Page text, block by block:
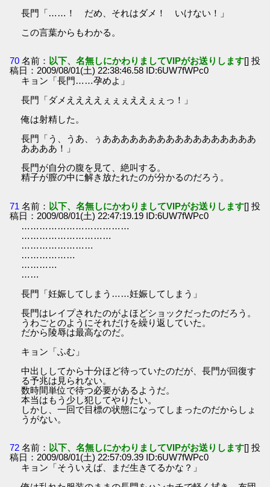
長門「……！ だめ、それはダメ！ いけない！」
この言葉からもわかる。
70 名前： 以下、名無しにかわりましてVIPがお送りします[] 投
稿日：2009/08/01(土) 22:38:46.58 ID:6UW7fWPc0
キョン「長門……孕めよ」
長門「ダメええええぇぇぇええぇぇっ！」
俺は射精した。
長門「う、うあ、ぅあああああああああああああああああ
ああああ！」
長門が自分の腹を見て、絶叫する。
精子が膣の中に解き放たれたのが分かるのだろう。
71 名前： 以下、名無しにかわりましてVIPがお送りします[] 投
稿日：2009/08/01(土) 22:47:19.19 ID:6UW7fWPc0
………………………………
…………………………
……………………
………………
…………
……
長門「妊娠してしまう……妊娠してしまう」
長門はレイプされたのがよほどショックだったのだろう。
うわごとのようにそれだけを繰り返していた。
だから陵辱は最高なのだ。
キョン「ふむ」
中出ししてから十分ほど待っていたのだが、長門が回復す
る予兆は見られない。
数時間単位で待つ必要があるようだ。
本当はもう少し犯してやりたい。
しかし、一回で目標の状態になってしまったのだからしょ
うがない。
72 名前： 以下、名無しにかわりましてVIPがお送りします[] 投
稿日：2009/08/01(土) 22:57:09.39 ID:6UW7fWPc0
キョン「そういえば、まだ生きてるかな？」